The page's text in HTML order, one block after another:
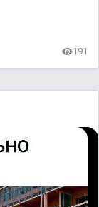
191